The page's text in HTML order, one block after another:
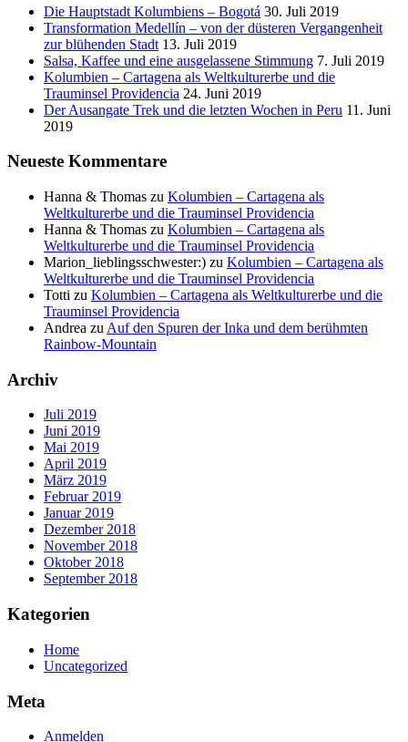
Die Hauptstadt Kolumbiens – Bogotá 30. Juli 2019
Transformation Medellín – von der düsteren Vergangenheit
zur blühenden Stadt 13. Juli 2019
Salsa, Kaffee und eine ausgelassene Stimmung 7. Juli 2019
Kolumbien – Cartagena als Weltkulturerbe und die
Trauminsel Providencia 24. Juni 2019
Der Ausangate Trek und die letzten Wochen in Peru 11. Juni
2019
Neueste Kommentare
Hanna & Thomas zu Kolumbien – Cartagena als
Weltkulturerbe und die Trauminsel Providencia
Hanna & Thomas zu Kolumbien – Cartagena als
Weltkulturerbe und die Trauminsel Providencia
Marion_lieblingsschwester:) zu Kolumbien – Cartagena als
Weltkulturerbe und die Trauminsel Providencia
Totti zu Kolumbien – Cartagena als Weltkulturerbe und die
Trauminsel Providencia
Andrea zu Auf den Spuren der Inka und dem berühmten
Rainbow-Mountain
Archiv
Juli 2019
Juni 2019
Mai 2019
April 2019
März 2019
Februar 2019
Januar 2019
Dezember 2018
November 2018
Oktober 2018
September 2018
Kategorien
Home
Uncategorized
Meta
Anmelden